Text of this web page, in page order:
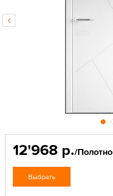
12'968 р./Полотно
Выбрать